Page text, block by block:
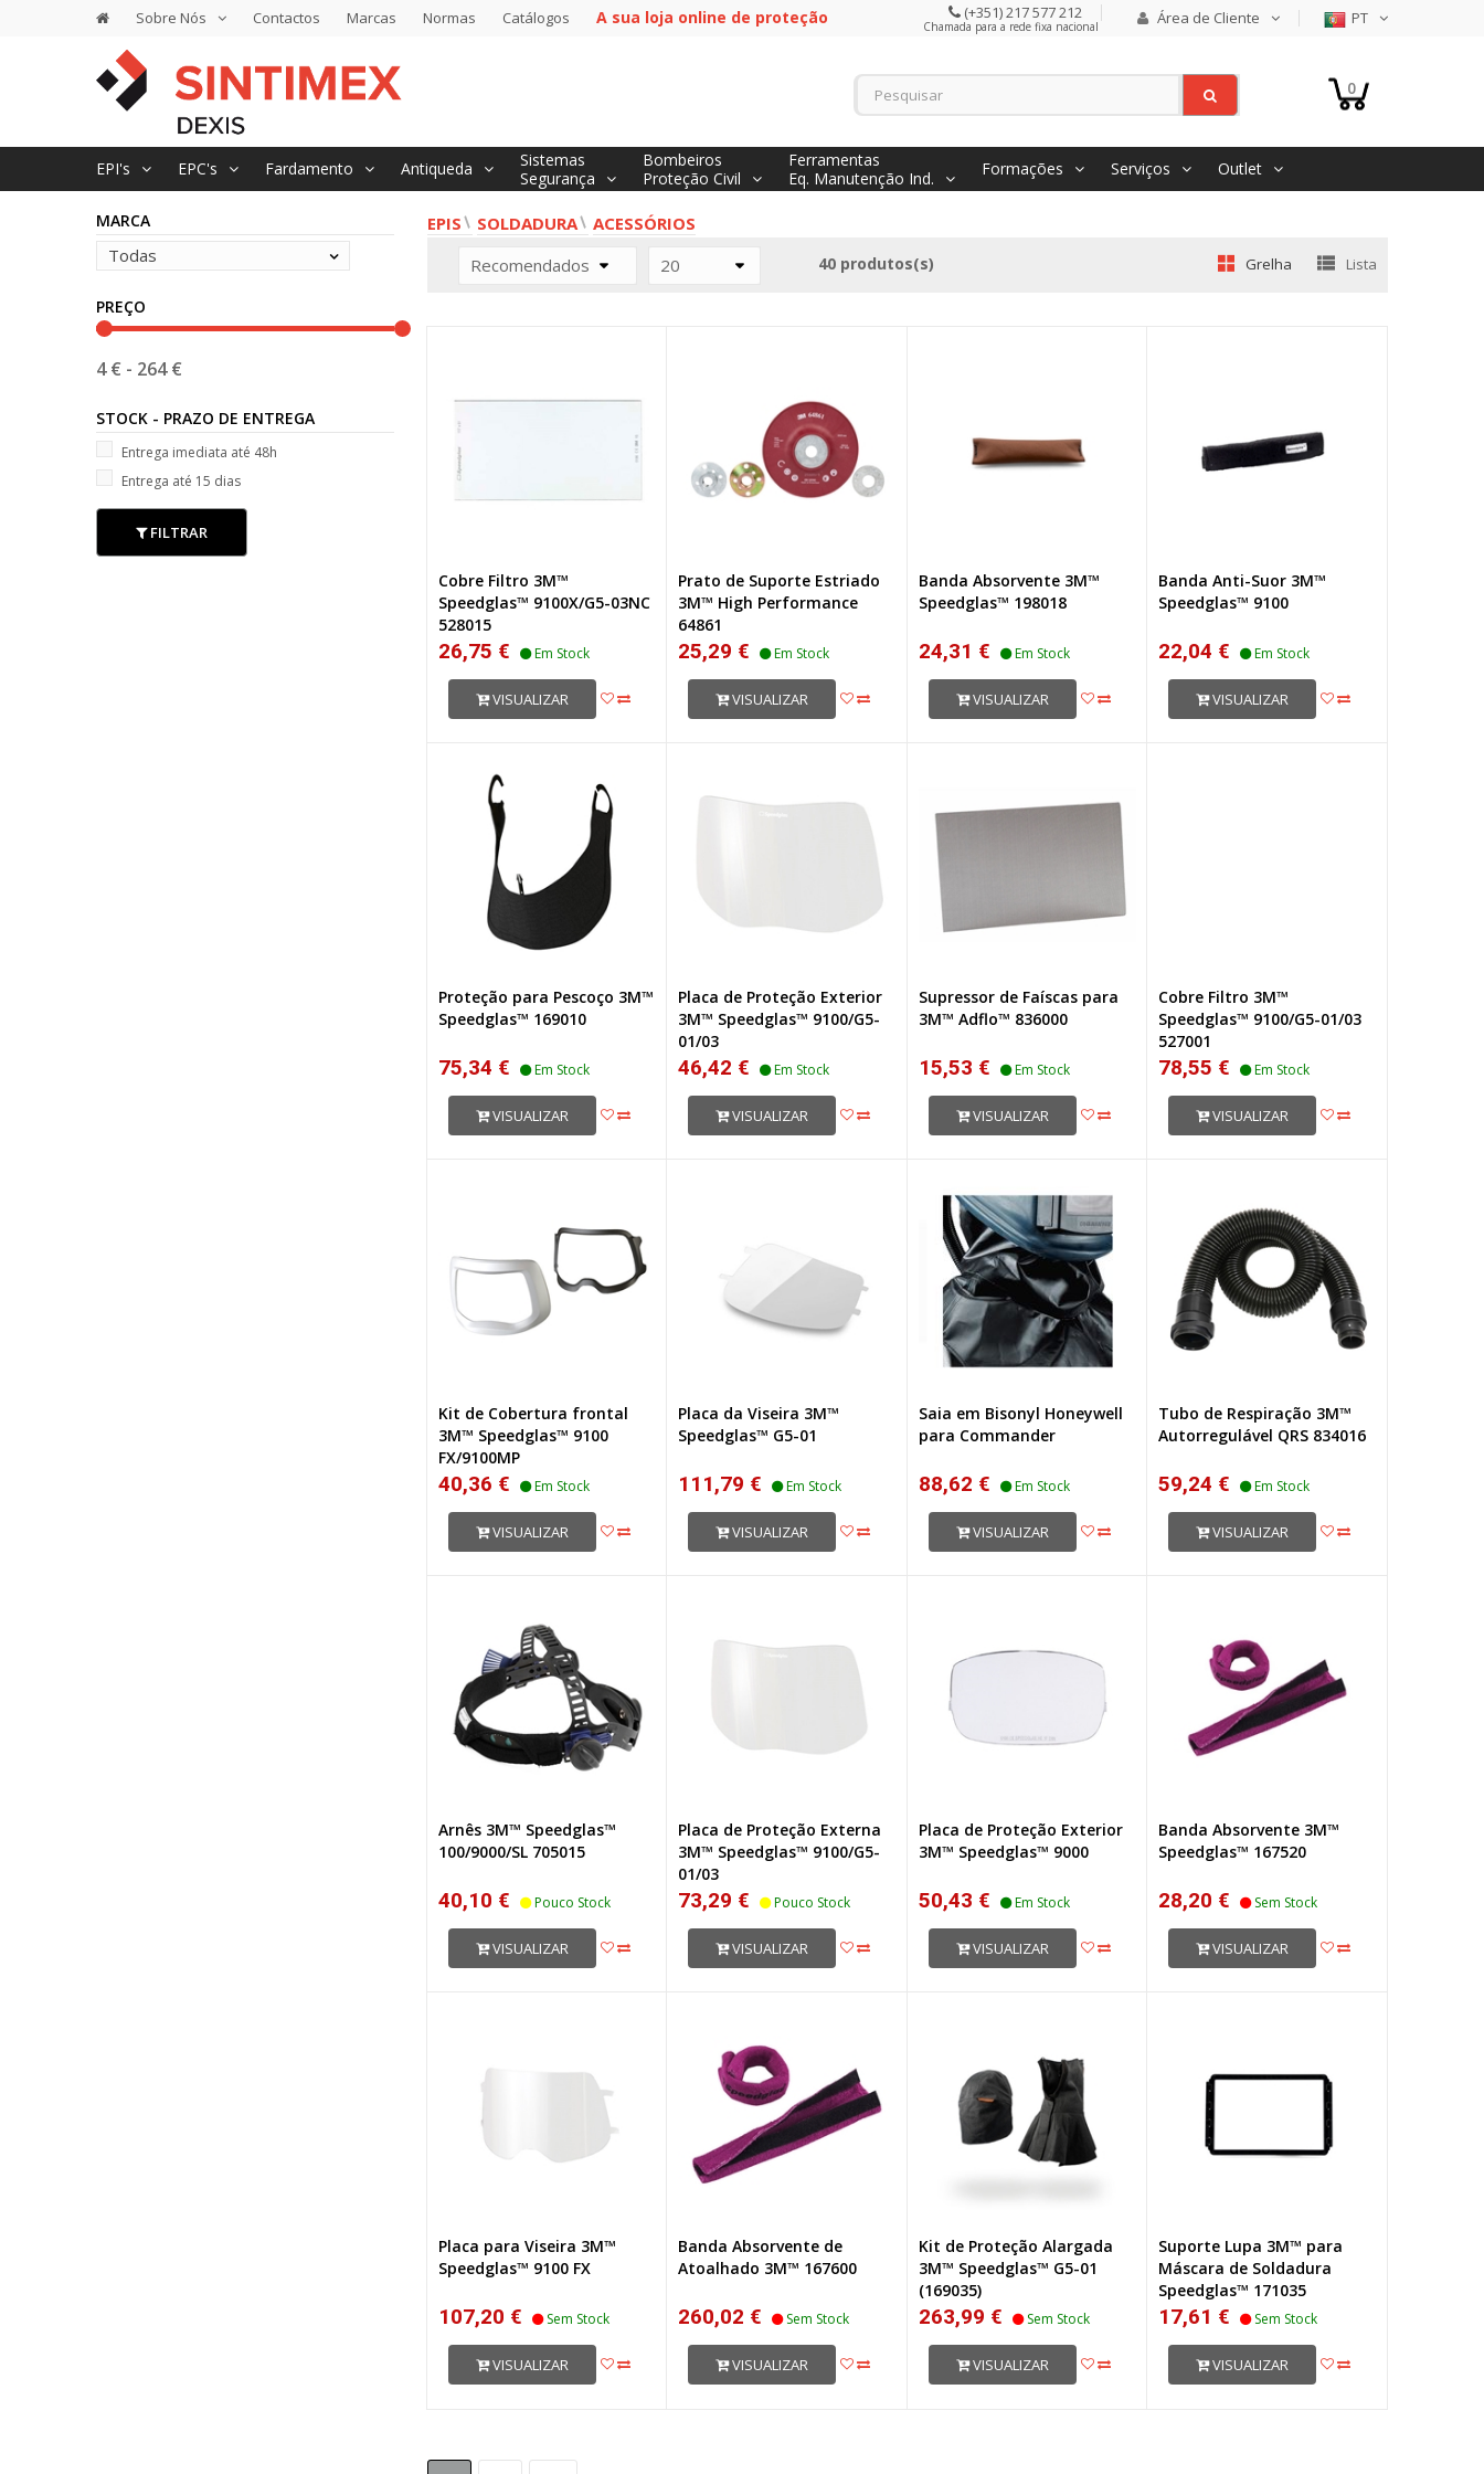
Sobre Nós Contactos Marcas Normas Catálogos A sua loja online de proteção (+351) 217 577 212
Chamada para a rede fixa nacional Área de Cliente PT
0
EPI's EPC's Fardamento Antiqueda
Sistemas
Segurança
Bombeiros
Proteção Civil
Ferramentas
Eq. Manutenção Ind.
Formações Serviços Outlet
EPIS SOLDADURA
ACESSÓRIOS
Recomendados
20 40 produtos(s) Grelha Lista
Cobre Filtro 3M™
Speedglas™ 9100X/G5-03NC
528015
26,75 € Em Stock
VISUALIZAR
Prato de Suporte Estriado
3M™ High Performance
64861
25,29 € Em Stock
VISUALIZAR
Banda Absorvente 3M™
Speedglas™ 198018
24,31 € Em Stock
VISUALIZAR
Banda Anti-Suor 3M™
Speedglas™ 9100
22,04 € Em Stock
VISUALIZAR
Proteção para Pescoço 3M™
Speedglas™ 169010
75,34 € Em Stock
VISUALIZAR
Placa de Proteção Exterior
3M™ Speedglas™ 9100/G5-
01/03
46,42 € Em Stock
VISUALIZAR
Supressor de Faíscas para
3M™ Adflo™ 836000
15,53 € Em Stock
VISUALIZAR
Cobre Filtro 3M™
Speedglas™ 9100/G5-01/03
527001
78,55 € Em Stock
VISUALIZAR
Kit de Cobertura frontal
3M™ Speedglas™ 9100
FX/9100MP
40,36 € Em Stock
VISUALIZAR
Placa da Viseira 3M™
Speedglas™ G5-01
111,79 € Em Stock
VISUALIZAR
Saia em Bisonyl Honeywell
para Commander
88,62 € Em Stock
VISUALIZAR
Tubo de Respiração 3M™
Autorregulável QRS 834016
59,24 € Em Stock
VISUALIZAR
Arnês 3M™ Speedglas™
100/9000/SL 705015
40,10 € Pouco Stock
VISUALIZAR
Placa de Proteção Externa
3M™ Speedglas™ 9100/G5-
01/03
73,29 € Pouco Stock
VISUALIZAR
Placa de Proteção Exterior
3M™ Speedglas™ 9000
50,43 € Em Stock
VISUALIZAR
Banda Absorvente 3M™
Speedglas™ 167520
28,20 € Sem Stock
VISUALIZAR
Placa para Viseira 3M™
Speedglas™ 9100 FX
107,20 € Sem Stock
VISUALIZAR
Banda Absorvente de
Atoalhado 3M™ 167600
260,02 € Sem Stock
VISUALIZAR
Kit de Proteção Alargada
3M™ Speedglas™ G5-01
(169035)
263,99 € Sem Stock
VISUALIZAR
Suporte Lupa 3M™ para
Máscara de Soldadura
Speedglas™ 171035
17,61 € Sem Stock
VISUALIZAR
MARCA
Todas
PREÇO
4 € - 264 €
STOCK - PRAZO DE ENTREGA
Entrega imediata até 48h
Entrega até 15 dias
FILTRAR